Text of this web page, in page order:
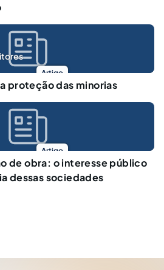
Artigo
proteção das minorias
Artigo
de obra: o interesse público
dessas sociedades